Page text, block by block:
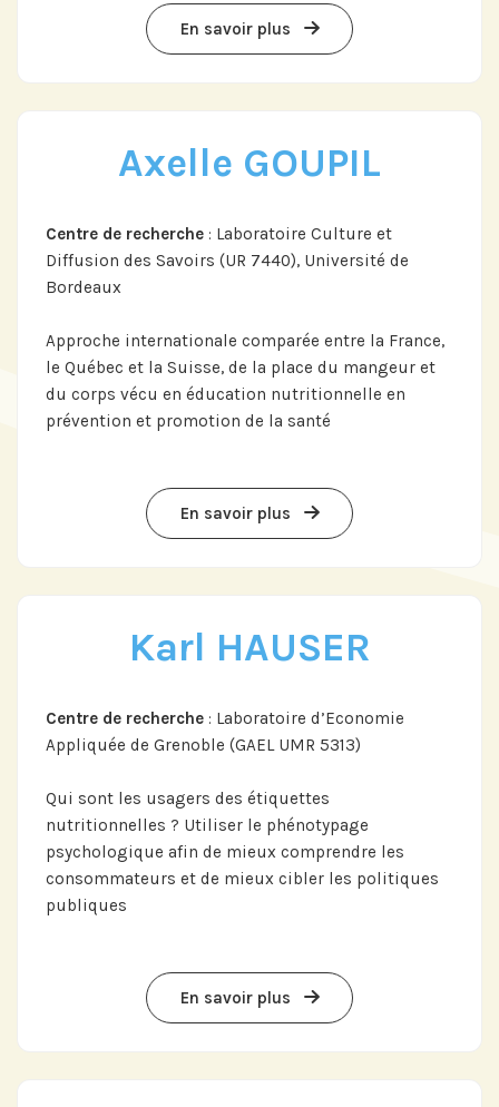
En savoir plus
Axelle GOUPIL
Centre de recherche : Laboratoire Culture et
Diffusion des Savoirs (UR 7440), Université de
Bordeaux
Approche internationale comparée entre la France,
le Québec et la Suisse, de la place du mangeur et
du corps vécu en éducation nutritionnelle en
prévention et promotion de la santé
En savoir plus
Karl HAUSER
Centre de recherche : Laboratoire d’Economie
Appliquée de Grenoble (GAEL UMR 5313)
Qui sont les usagers des étiquettes
nutritionnelles ? Utiliser le phénotypage
psychologique afin de mieux comprendre les
consommateurs et de mieux cibler les politiques
publiques
En savoir plus